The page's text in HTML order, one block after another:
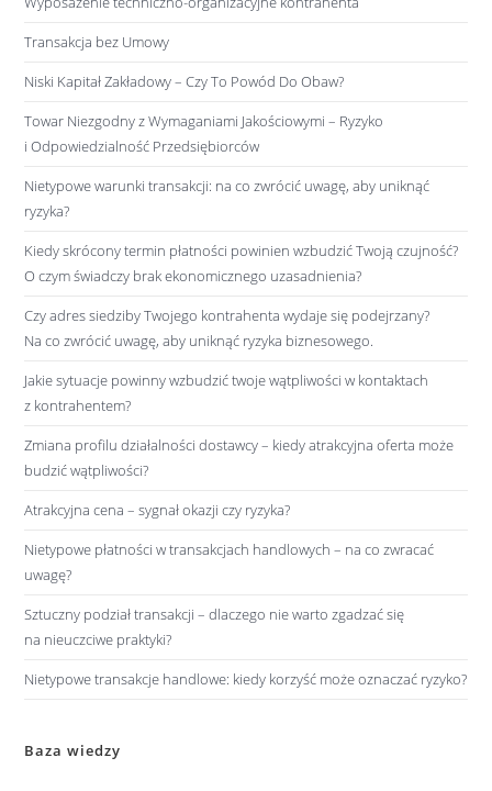
Transakcja bez Umowy
Niski Kapitał Zakładowy – Czy To Powód Do Obaw?
Towar Niezgodny z Wymaganiami Jakościowymi – Ryzyko
i Odpowiedzialność Przedsiębiorców
Nietypowe warunki transakcji: na co zwrócić uwagę, aby uniknąć
ryzyka?
Kiedy skrócony termin płatności powinien wzbudzić Twoją czujność?
O czym świadczy brak ekonomicznego uzasadnienia?
Czy adres siedziby Twojego kontrahenta wydaje się podejrzany?
Na co zwrócić uwagę, aby uniknąć ryzyka biznesowego.
Jakie sytuacje powinny wzbudzić twoje wątpliwości w kontaktach
z kontrahentem?
Zmiana profilu działalności dostawcy – kiedy atrakcyjna oferta może
budzić wątpliwości?
Atrakcyjna cena – sygnał okazji czy ryzyka?
Nietypowe płatności w transakcjach handlowych – na co zwracać
uwagę?
Sztuczny podział transakcji – dlaczego nie warto zgadzać się
na nieuczciwe praktyki?
Nietypowe transakcje handlowe: kiedy korzyść może oznaczać ryzyko?
Baza wiedzy